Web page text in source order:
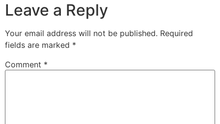
Leave a Reply
Your email address will not be published. Required
fields are marked *
Comment *